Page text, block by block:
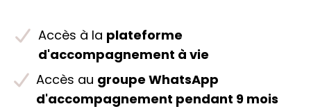
Accès à la plateforme
d'accompagnement à vie
Accès au groupe WhatsApp
d'accompagnement pendant 9 mois